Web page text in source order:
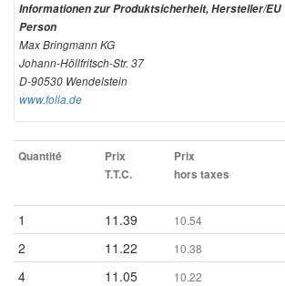
Informationen zur Produktsicherheit, Hersteller/
Person
Max Bringmann KG
Johann-Höllfritsch-Str. 37
D-90530 Wendelstein
www.folia.de
Quantité
Prix
T.T.C.
Prix
hors taxes
1 11.39 10.54
2 11.22 10.38
4 11.05 10.22